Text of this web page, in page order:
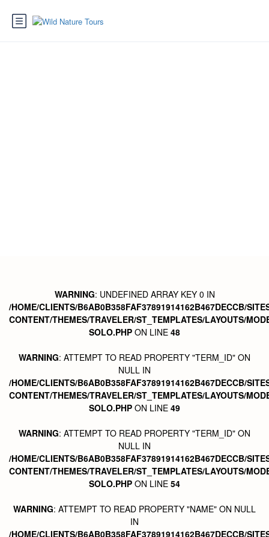
WARNING: UNDEFINED ARRAY KEY 0 IN
/HOME/CLIENTS/B6AB0B358FAF37891914162B467DECCB/
CONTENT/THEMES/TRAVELER/ST_TEMPLATES/LAYOUTS/
SOLO.PHP ON LINE 48
WARNING: ATTEMPT TO READ PROPERTY "TERM_ID" ON
NULL IN
/HOME/CLIENTS/B6AB0B358FAF37891914162B467DECCB/
CONTENT/THEMES/TRAVELER/ST_TEMPLATES/LAYOUTS/
SOLO.PHP ON LINE 49
WARNING: ATTEMPT TO READ PROPERTY "TERM_ID" ON
NULL IN
/HOME/CLIENTS/B6AB0B358FAF37891914162B467DECCB/
CONTENT/THEMES/TRAVELER/ST_TEMPLATES/LAYOUTS/
SOLO.PHP ON LINE 54
WARNING: ATTEMPT TO READ PROPERTY "NAME" ON NULL
IN
/HOME/CLIENTS/B6AB0B358FAF37891914162B467DECCB/